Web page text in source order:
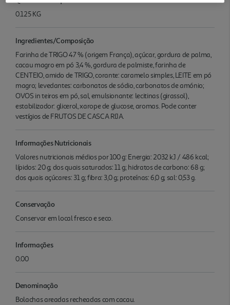
0.125 KG
Ingredientes/Composição
Farinha de TRIGO 47 % (origem França), açúcar, gordura de palma,
cacau magro em pó 3,4 %, gordura de palmiste, farinha de
CENTEIO, amido de TRIGO, corante: caramelo simples, LEITE em pó
magro; levedantes: carbonatos de sódio, carbonatos de amónio;
OVOS in teiros em pó, sal, emulsionante: lecitinas (girassol),
estabilizador: glicerol, xarope de glucose, aromas. Pode conter
vestígios de FRUTOS DE CASCA RIJA.
Informações Nutricionais
Valores nutricionais médios por 100 g: Energia: 2032 kJ / 486 kcal;
lípidos: 20 g; dos quais saturados: 11 g; hidratos de carbono: 68 g;
dos quais açúcares: 31 g; fibra: 3,0 g; proteínas: 6,0 g; sal: 0,53 g.
Conservação
Conservar em local fresco e seco.
Informações
0.00
Denominação
Bolachas areadas recheadas com cacau.